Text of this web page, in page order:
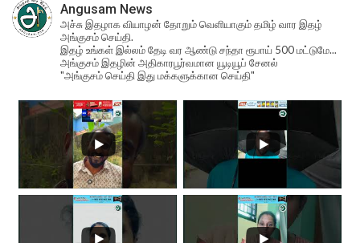
Angusam News
அச்சு இதழாக வியாழன் தோறும் வெளியாகும் தமிழ் வார இதழ்
அங்குசம் செய்தி.
இதழ் உங்கள் இல்லம் தேடி வர ஆண்டு சந்தா ரூபாய் 500 மட்டுமே...
அங்குசம் இதழின் அதிகாரபூர்வமான யூடியூப் சேனல்
"அங்குசம் செய்தி இது மக்களுக்கான செய்தி"